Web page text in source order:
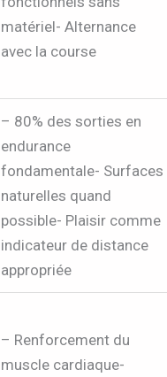
matériel- Alternance
avec la course
– 80% des sorties en
endurance
fondamentale- Surfaces
naturelles quand
possible- Plaisir comme
indicateur de distance
appropriée
– Renforcement du
muscle cardiaque-